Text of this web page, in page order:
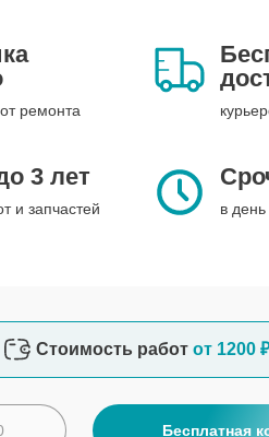
ремонта
3 лет
и запчастей в
Стоимость работ от 1200 ₽
Бесплатная